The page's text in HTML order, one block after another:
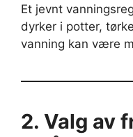
Et jevnt
dyrker i potter,
vanning kan være
2. Valg av